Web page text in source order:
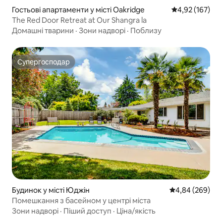
Гостьові апартаменти у місті Oakridge Середня
4,92 (167)
The Red Door Retreat at Our Shangra la
Домашні тварини · Зони надворі · Поблизу
Супергосподар
Супергосподар
Будинок у місті Юджін Середня
4,84 (269)
Помешкання з басейном у центрі міста
Зони надворі · Піший доступ · Ціна/якість